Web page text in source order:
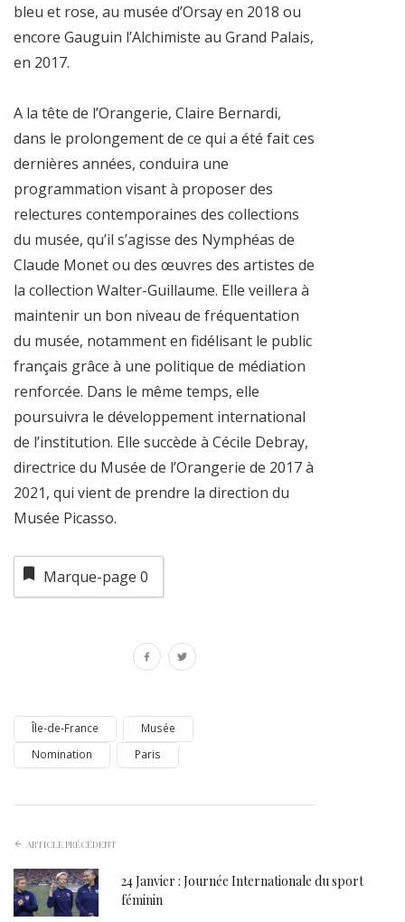
bleu et rose, au musée d’Orsay en 2018 ou
encore Gauguin l’Alchimiste au Grand Palais,
en 2017.
A la tête de l’Orangerie, Claire Bernardi,
dans le prolongement de ce qui a été fait ces
dernières années, conduira une
programmation visant à proposer des
relectures contemporaines des collections
du musée, qu’il s’agisse des Nymphéas de
Claude Monet ou des œuvres des artistes de
la collection Walter-Guillaume. Elle veillera à
maintenir un bon niveau de fréquentation
du musée, notamment en fidélisant le public
français grâce à une politique de médiation
renforcée. Dans le même temps, elle
poursuivra le développement international
de l’institution. Elle succède à Cécile Debray,
directrice du Musée de l’Orangerie de 2017 à
2021, qui vient de prendre la direction du
Musée Picasso.
Marque-page 0
Île-de-France
Musée
Nomination
Paris
ARTICLE PRÉCÉDENT
24 Janvier : Journée Internationale du sport
féminin